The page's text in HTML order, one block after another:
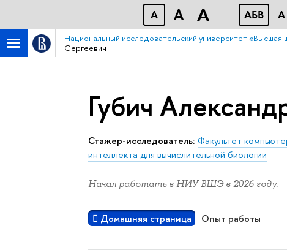
A A A АБB
Национальный исследовательский университет «Высшая
Сергеевич
Губич
Стажер-исследователь: Факультет
интеллекта для вычислительной биологии
Начал работать в НИУ ВШЭ в 2026 году.
Домашняя страница Опыт работы